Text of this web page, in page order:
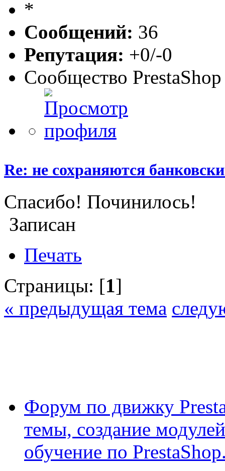
Сообщений: 36
Репутация: +0/-0
Сообщество PrestaShop
Re: не сохраняются
Спасибо! Починилось!
Записан
Печать
Страницы: [1]
« предыдущая тема
Форум по движку
темы, создание
обучение по